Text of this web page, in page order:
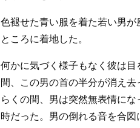
色褪せた青い服を着た若い男
ところに着地した。
何かに気づく様子もなく彼は
間、この男の首の半分が消え
らくの間、男は突然無表情に
時だった。男の倒れる音を合